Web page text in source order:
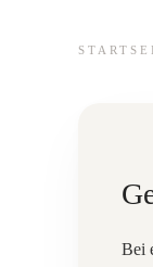
Bei